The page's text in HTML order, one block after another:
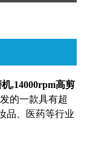
,14000rpm高剪
的一款具有超
品、医药等行业